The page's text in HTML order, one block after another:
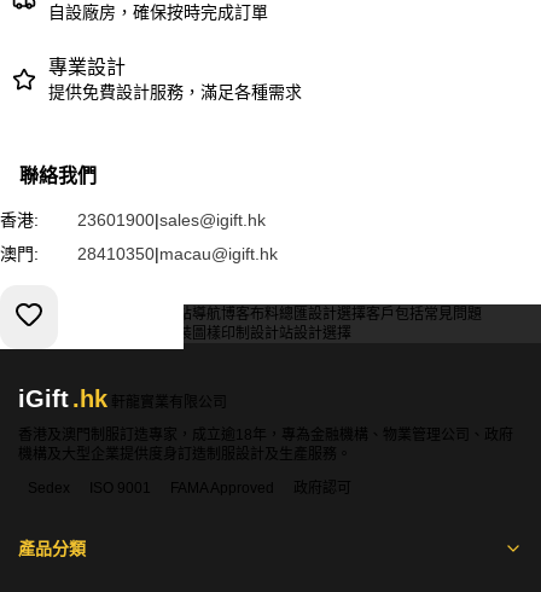
自設廠房，確保按時完成訂單
專業設計
提供免費設計服務，滿足各種需求
聯絡我們
香港: 23601900|sales@igift.hk
澳門:
28410350|macau@igift.hk
服務條款 網站導航博客布料總匯設計選擇客戶包括常見問題
輔料包裝 圖樣印制 設計站設計選擇
iGift.hk
軒龍實業有限公司
香港及澳門制服訂造專家，成立逾18年，專為金融機構、物業管理公司、政府
機構及大型企業提供度身訂造制服設計及生產服務。
Sedex
ISO 9001 FAMA Approved 政府認可
產品分類